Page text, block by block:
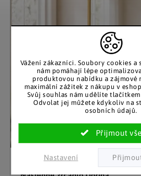
Vážení zákazníci. Soubory cookies
nám pomáhají lépe
produktovou nabídku a zájmové
maximální zážitek z nákupu v
Svůj souhlas nám udělíte tlačítkem
Odvolat jej můžete kdykoliv na
osobních údajů.
Nastavení